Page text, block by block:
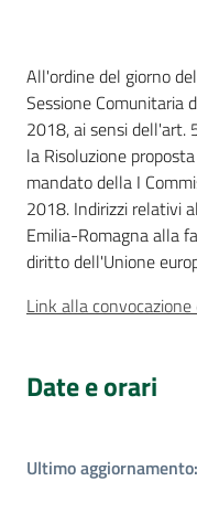
Assemblea
legislativa
Assemblea
Attività
Cos'è
All'ordine del giorno
Sessione Comunitaria
2018, ai sensi dell'art.
la Risoluzione
mandato della I
2018. Indirizzi relativi
Emilia-Romagna alla
diritto dell'Unione
Link alla
Date e orari
Ultimo aggiornamento: